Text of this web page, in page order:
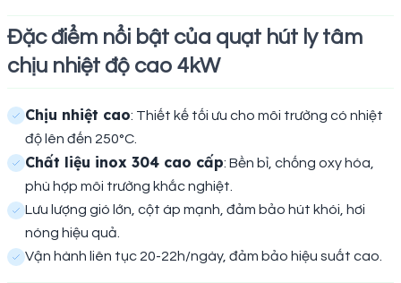
Đặc điểm nổi bật của quạt hút ly tâm
chịu nhiệt độ cao 4kW
Chịu nhiệt cao: Thiết kế tối ưu cho môi trường có nhiệt
độ lên đến 250°C.
Chất liệu inox 304 cao cấp: Bền bỉ, chống oxy hóa,
phù hợp môi trường khắc nghiệt.
Lưu lượng gió lớn, cột áp mạnh, đảm bảo hút khói, hơi
nóng hiệu quả.
Vận hành liên tục 20-22h/ngày, đảm bảo hiệu suất cao.